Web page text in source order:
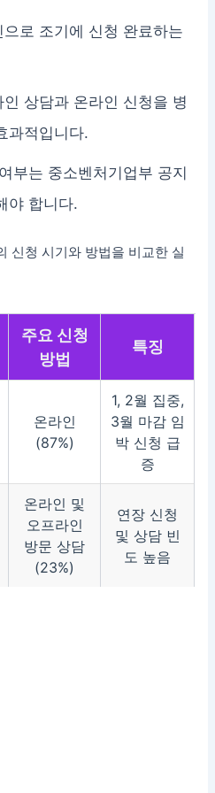
로 조기에 신청 완료하는
상담과 온라인 신청을 병
과적입니다.
부는 중소벤처기업부 공지
야 합니다.
신청 시기와 방법을 비교한 실
주요 신청
방법
특징
온라인
(87%)
1, 2월 집중,
3월 마감 임
박 신청 급
증
온라인 및
오프라인
방문 상담
(23%)
연장 신청
및 상담 빈
도 높음